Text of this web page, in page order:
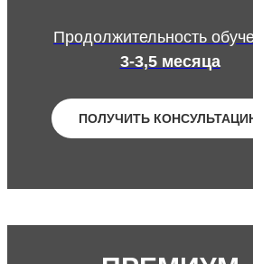
Продолжительность
3-3,5 месяца
ПОЛУЧИТЬ